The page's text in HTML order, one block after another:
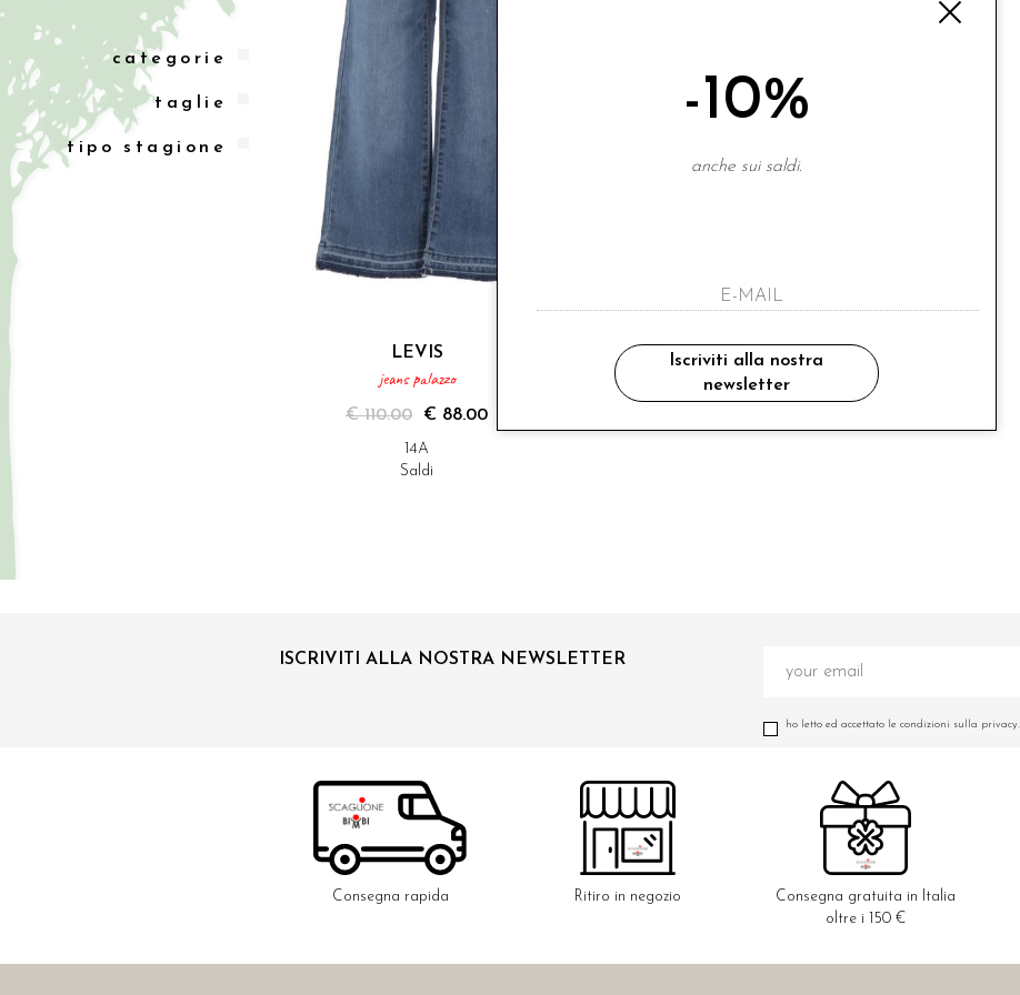
categorie
taglie
tipo stagione
LEVIS
jeans palazzo
€ 110.00 € 88.00
14A
Saldi
ISCRIVITI ALLA NOSTRA NEWSLETTER
ho letto ed accettato le condizioni sulla privacy.
Consegna rapida Ritiro in negozio
Consegna gratuita in Italia
oltre i 150 €
-10%
anche sui saldi.
Iscriviti alla nostra
newsletter